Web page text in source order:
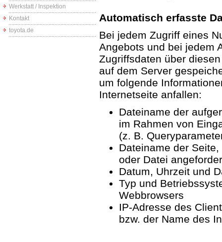
Werkstatt / Inspektion
Kontakt
toyota.de
Automatisch erfasste
Bei jedem Zugriff eines
Angebots und bei jedem
Zugriffsdaten über
auf dem Server
um folgende
Internetseite anfallen:
Dateiname der
im Rahmen von
(z. B.
Dateiname der
oder Datei
Datum, Uhrzeit und
Typ und
Webbrowsers
IP-Adresse des
bzw. der Name des